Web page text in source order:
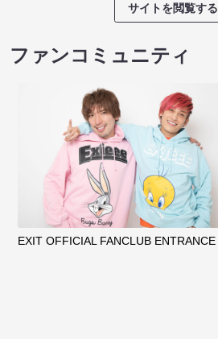
サイトを閲覧する
ファンコミュニティ
EXIT OFFICIAL FANCLUB ENTRANCE